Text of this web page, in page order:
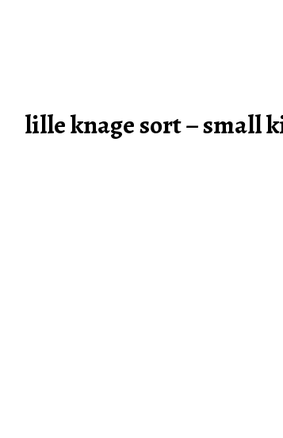
lille knage sort – small